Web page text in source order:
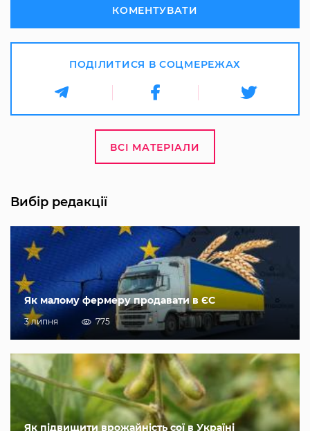
КОМЕНТУВАТИ
ПОДІЛИТИСЯ В СОЦМЕРЕЖАХ
ВСІ МАТЕРІАЛИ
Вибір редакції
Як малому фермеру продавати в ЄС
3 липня 775
Як підвищити врожайність сої в Україні